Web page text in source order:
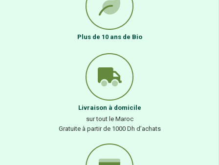
Plus de 10 ans de Bio
Livraison à domicile
sur tout le Maroc
Gratuite à partir de 1000 Dh d’achats